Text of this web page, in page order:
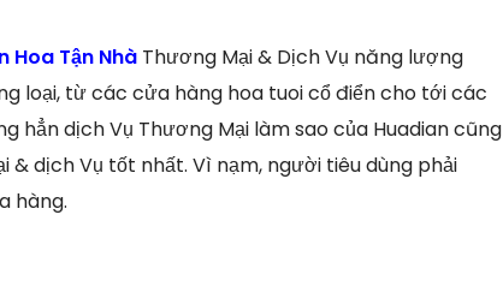
Hoa Tận Nhà Thương Mại & Dịch Vụ năng lượng
loại, từ các cửa hàng hoa tuoi cổ điển cho tới các
hẳn dịch Vụ Thương Mại làm sao của Huadian cũng
dịch Vụ tốt nhất. Vì nạm, người tiêu dùng phải
hàng.